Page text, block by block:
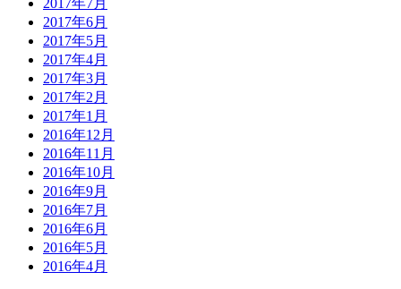
2017年6月
2017年5月
2017年4月
2017年3月
2017年2月
2017年1月
2016年12月
2016年11月
2016年10月
2016年9月
2016年7月
2016年6月
2016年5月
2016年4月